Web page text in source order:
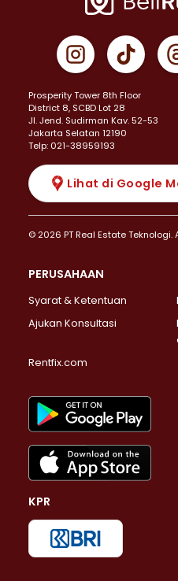
Prosperity Tower 8th Floor
District 8, SCBD Lot 28
JI. Jend. Sudirman Kav. 52-53
Jakarta Selatan 12190
Telp: 021-38959193
Lihat di Google
© 2026 PT Real Estate
PERUSAHAAN
Syarat & Ketentuan
Ajukan Konsultasi
Rentfix.com
KPR